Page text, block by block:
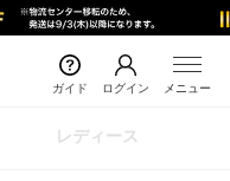
ガイド ログイン メニュー
レディース